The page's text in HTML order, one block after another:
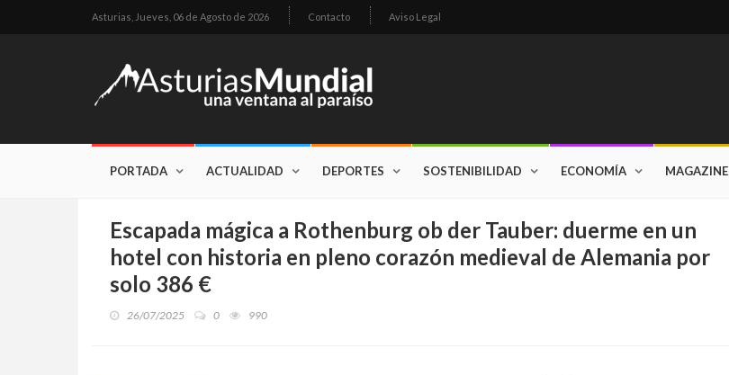
Asturias, Jueves, 06 de Agosto de 2026 Contacto Aviso Legal
PORTADA ACTUALIDAD DEPORTES SOSTENIBILIDAD ECONOMÍA MAGAZINE
Escapada mágica a Rothenburg ob der Tauber: duerme en un
hotel con historia en pleno corazón medieval de Alemania por
solo 386 €
26/07/2025 0 990